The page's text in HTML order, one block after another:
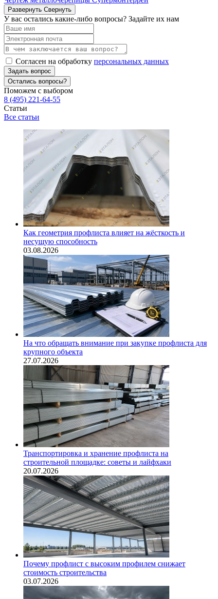
Развернуть Свернуть
У вас остались какие-либо вопросы? Задайте их нам
Согласен на обработку персональных данных
Задать вопрос
Остались вопросы?
Поможем с выбором
8 (495) 221-64-55
Статьи
Все статьи
Как геометрия профлиста влияет на жёсткость и
несущую способность
03.08.2026
На что обращать внимание при закупке профлиста для
крупного объекта
27.07.2026
Транспортировка и хранение профлиста на
строительной площадке: советы и лайфхаки
20.07.2026
Почему профлист с высоким профилем снижает
стоимость строительства
03.07.2026